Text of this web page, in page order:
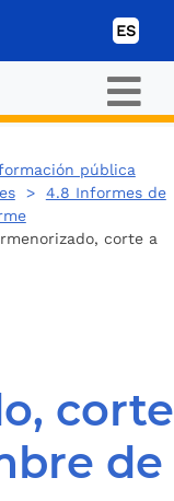
ES
pública
> 4.8 Informes de
corte a
corte
de